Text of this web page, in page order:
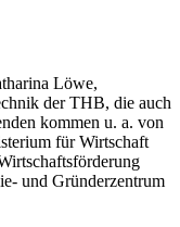
Löwe,
der THB, die auch
kommen u. a. von
für Wirtschaft
und Gründerzentrum